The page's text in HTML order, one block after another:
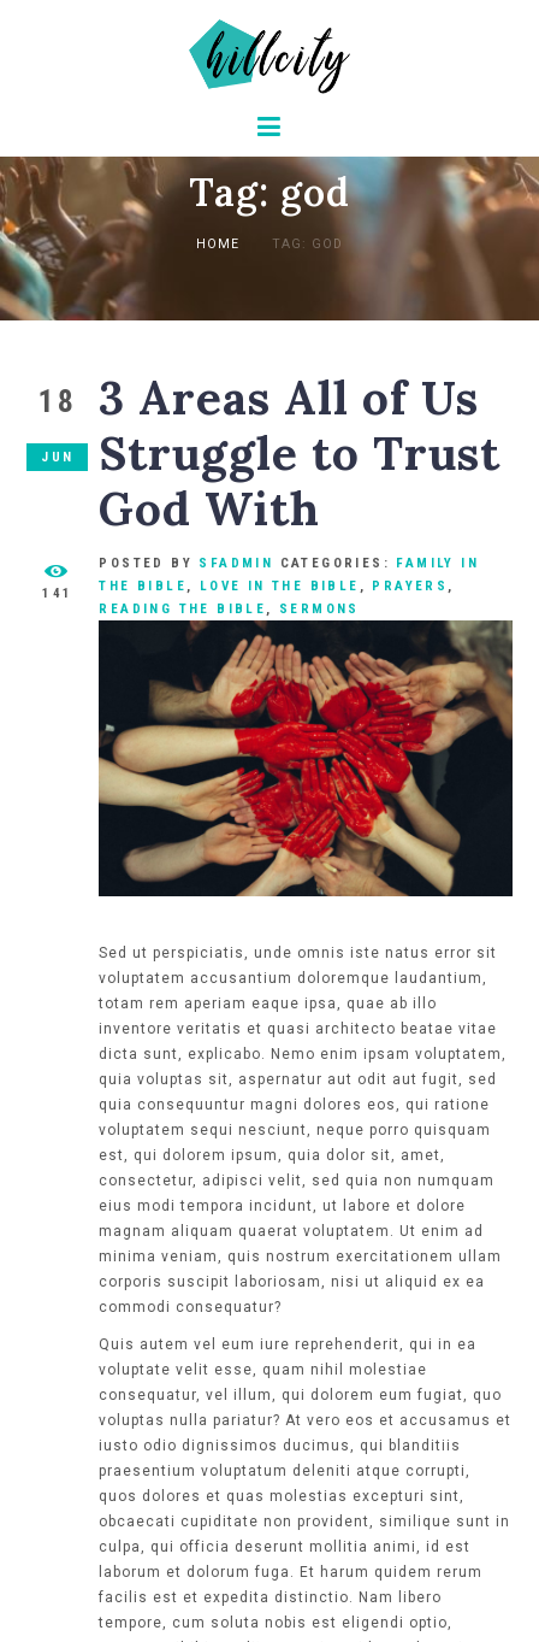
Tag: god
HOME TAG: GOD
3 Areas All of Us
Struggle to Trust
God With
18
JUN
POSTED BY SFADMIN CATEGORIES:
FAMILY IN
THE BIBLE , LOVE IN THE BIBLE , PRAYERS ,
READING THE BIBLE , SERMONS
141
Sed ut perspiciatis, unde omnis iste natus error sit
voluptatem accusantium doloremque laudantium,
totam rem aperiam eaque ipsa, quae ab illo
inventore veritatis et quasi architecto beatae vitae
dicta sunt, explicabo. Nemo enim ipsam voluptatem,
quia voluptas sit, aspernatur aut odit aut fugit, sed
quia consequuntur magni dolores eos, qui ratione
voluptatem sequi nesciunt, neque porro quisquam
est, qui dolorem ipsum, quia dolor sit, amet,
consectetur, adipisci velit, sed quia non numquam
eius modi tempora incidunt, ut labore et dolore
magnam aliquam quaerat voluptatem. Ut enim ad
minima veniam, quis nostrum exercitationem ullam
corporis suscipit laboriosam, nisi ut aliquid ex ea
commodi consequatur?
Quis autem vel eum iure reprehenderit, qui in ea
voluptate velit esse, quam nihil molestiae
consequatur, vel illum, qui dolorem eum fugiat, quo
voluptas nulla pariatur? At vero eos et accusamus et
iusto odio dignissimos ducimus, qui blanditiis
praesentium voluptatum deleniti atque corrupti,
quos dolores et quas molestias excepturi sint,
obcaecati cupiditate non provident, similique sunt in
culpa, qui officia deserunt mollitia animi, id est
laborum et dolorum fuga. Et harum quidem rerum
facilis est et expedita distinctio. Nam libero
tempore, cum soluta nobis est eligendi optio,